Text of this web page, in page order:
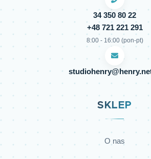
34 350 80 22
+48 721 221 291
8:00 - 16:00 (pon-pt)
SKLEP
O nas